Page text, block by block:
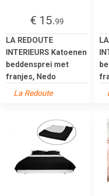
€ 15.99
LA REDOUTE
INTERIEURS Katoenen
beddensprei met
franjes, Nedo
La Redoute